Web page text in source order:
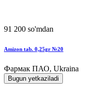
91 200 so'mdan
Amizon tab. 0,25gr №20
Фармак ПАО, Ukraina
Bugun yetkaziladi